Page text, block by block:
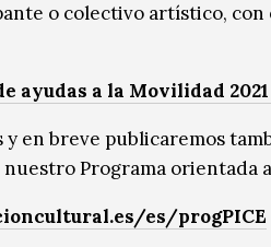
o colectivo artístico, con
ayudas a la Movilidad 2021
en breve publicaremos
Programa orientada
es/progPICE